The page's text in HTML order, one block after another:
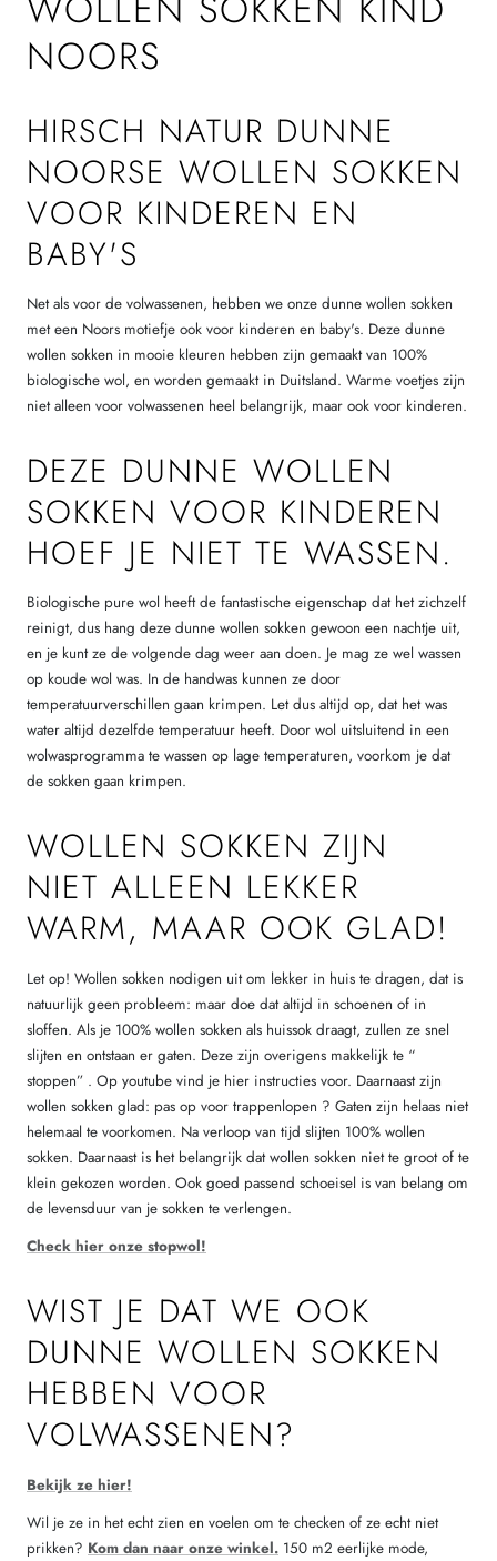
NOORS
HIRSCH NATUR DUNNE
NOORSE WOLLEN SOKKEN
VOOR KINDEREN EN
BABY'S
Net als voor de volwassenen, hebben we onze dunne wollen sokken
met een Noors motiefje ook voor kinderen en baby's. Deze dunne
wollen sokken in mooie kleuren hebben zijn gemaakt van 100%
biologische wol, en worden gemaakt in Duitsland. Warme voetjes zijn
niet alleen voor volwassenen heel belangrijk, maar ook voor kinderen.
DEZE DUNNE WOLLEN
SOKKEN VOOR KINDEREN
HOEF JE NIET TE WASSEN.
Biologische pure wol heeft de fantastische eigenschap dat het zichzelf
reinigt, dus hang deze dunne wollen sokken gewoon een nachtje uit,
en je kunt ze de volgende dag weer aan doen. Je mag ze wel wassen
op koude wol was. In de handwas kunnen ze door
temperatuurverschillen gaan krimpen. Let dus altijd op, dat het was
water altijd dezelfde temperatuur heeft. Door wol uitsluitend in een
wolwasprogramma te wassen op lage temperaturen, voorkom je dat
de sokken gaan krimpen.
WOLLEN SOKKEN ZIJN
NIET ALLEEN LEKKER
WARM, MAAR OOK GLAD!
Let op! Wollen sokken nodigen uit om lekker in huis te dragen, dat is
natuurlijk geen probleem: maar doe dat altijd in schoenen of in
sloffen. Als je 100% wollen sokken als huissok draagt, zullen ze snel
slijten en ontstaan er gaten. Deze zijn overigens makkelijk te “
stoppen” . Op youtube vind je hier instructies voor. Daarnaast zijn
wollen sokken glad: pas op voor trappenlopen ? Gaten zijn helaas niet
helemaal te voorkomen. Na verloop van tijd slijten 100% wollen
sokken. Daarnaast is het belangrijk dat wollen sokken niet te groot of te
klein gekozen worden. Ook goed passend schoeisel is van belang om
de levensduur van je sokken te verlengen.
Check hier onze stopwol!
WIST JE DAT WE OOK
DUNNE WOLLEN SOKKEN
HEBBEN VOOR
VOLWASSENEN?
Bekijk ze hier!
Wil je ze in het echt zien en voelen om te checken of ze echt niet
prikken? Kom dan naar onze winkel. 150 m2 eerlijke mode,